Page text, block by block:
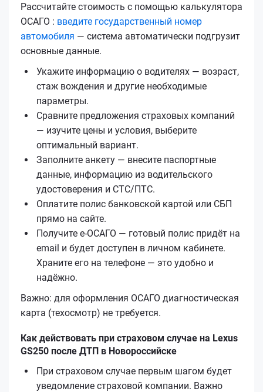
Рассчитайте стоимость с помощью калькулятора
ОСАГО : введите государственный номер
автомобиля — система автоматически подгрузит
основные данные.
Укажите информацию о водителях — возраст,
стаж вождения и другие необходимые
параметры.
Сравните предложения страховых компаний
— изучите цены и условия, выберите
оптимальный вариант.
Заполните анкету — внесите паспортные
данные, информацию из водительского
удостоверения и СТС/ПТС.
Оплатите полис банковской картой или СБП
прямо на сайте.
Получите е‑ОСАГО — готовый полис придёт на
email и будет доступен в личном кабинете.
Храните его на телефоне — это удобно и
надёжно.
Важно: для оформления ОСАГО диагностическая
карта (техосмотр) не требуется.
Как действовать при страховом случае на Lexus
GS250 после ДТП в Новороссийске
При страховом случае первым шагом будет
уведомление страховой компании. Важно